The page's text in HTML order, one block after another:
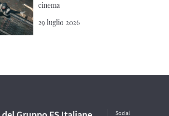
cinema
29 luglio 2026
Social